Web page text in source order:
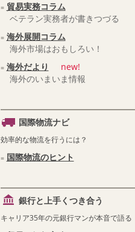
貿易実務コラム
ベテラン実務者が書きつづる
海外展開コラム
海外市場はおもしろい！
海外だより
new!
海外のいまいま情報
国際物流ナビ
効率的な物流を行うには？
国際物流のヒント
銀行と上手くつき合う
キャリア35年の元銀行マンが本音で語る